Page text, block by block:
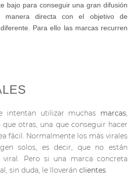
bajo para conseguir una gran difusión
directa con el objetivo de
Para ello las marcas recurren
intentan utilizar muchas marcas,
otras, una que conseguir hacer
fácil. Normalmente los más virales
solos, es decir, que no están
viral. Pero si una marca concreta
sin duda, le lloverán clientes.